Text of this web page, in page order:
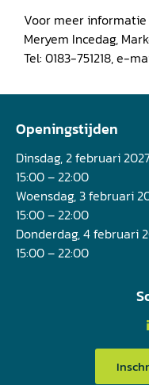
Voor meer
Meryem Incedag,
Tel: 0183-751218, e-
Openingstijden
Dinsdag, 2 februari
15:00 – 22:00
Woensdag, 3 februari
15:00 – 22:00
Donderdag, 4 februari
15:00 – 22:00